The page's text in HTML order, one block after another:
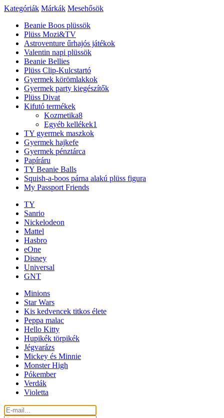
Kategóriák Márkák Mesehősök
Beanie Boos plüssök
Plüss Mozi&TV
Astroventure űrhajós játékok
Valentin napi plüssök
Beanie Bellies
Plüss Clip-Kulcstartó
Gyermek körömlakkok
Gyermek party kiegészítők
Plüss Divat
Kifutó termékek
Kozmetika8
Egyéb kellékek1
TY gyermek maszkok
Gyermek hajkefe
Gyermek pénztárca
Papíráru
TY Beanie Balls
Squish-a-boos párna alakú plüss figura
My Passport Friends
TY
Sanrio
Nickelodeon
Mattel
Hasbro
eOne
Disney
Universal
GNT
Minions
Star Wars
Kis kedvencek titkos élete
Peppa malac
Hello Kitty
Hupikék törpikék
Jégvarázs
Mickey és Minnie
Monster High
Pókember
Verdák
Violetta